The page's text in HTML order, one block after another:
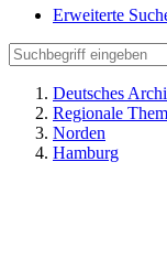
Erweiterte
Deutsches
Regionale
Norden
Hamburg